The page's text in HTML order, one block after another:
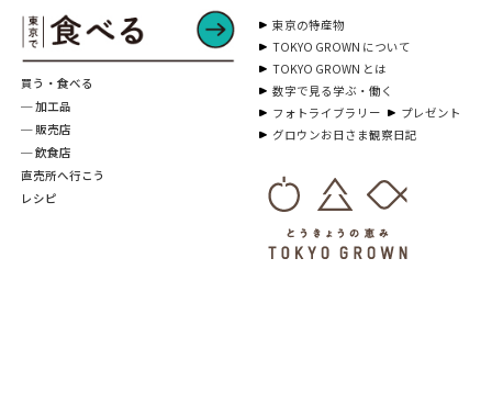
買う・食べる
─ 加工品
─ 販売店
─ 飲食店
直売所へ行こう
レシピ
東京の特産物
TOKYO GROWN について
TOKYO GROWN とは
数字で見る学ぶ・働く
フォトライブラリー
プレゼント
グロウンお日さま観察日記